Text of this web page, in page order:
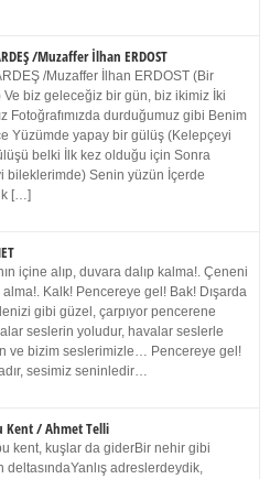
/Muzaffer İlhan ERDOST
/Muzaffer İlhan ERDOST (Bir
Ve biz geleceğiz bir gün, biz ikimiz İki
Fotoğrafımızda durduğumuz gibi Benim
Yüzümde yapay bir gülüş (Kelepçeyi
belki İlk kez olduğu için Sonra
bileklerimde) Senin yüzün İçerde
[…]
içine alıp, duvara dalıp kalma!. Çeneni
alma!. Kalk! Pencereye gel! Bak! Dışarda
gibi güzel, çarpıyor pencerene
seslerin yoludur, havalar seslerle
ve bizim seslerimizle… Pencereye gel!
sesimiz seninledir…
Kent / Ahmet Telli
kent, kuşlar da giderBir nehir gibi
deltasındaYanlış adreslerdeydik,